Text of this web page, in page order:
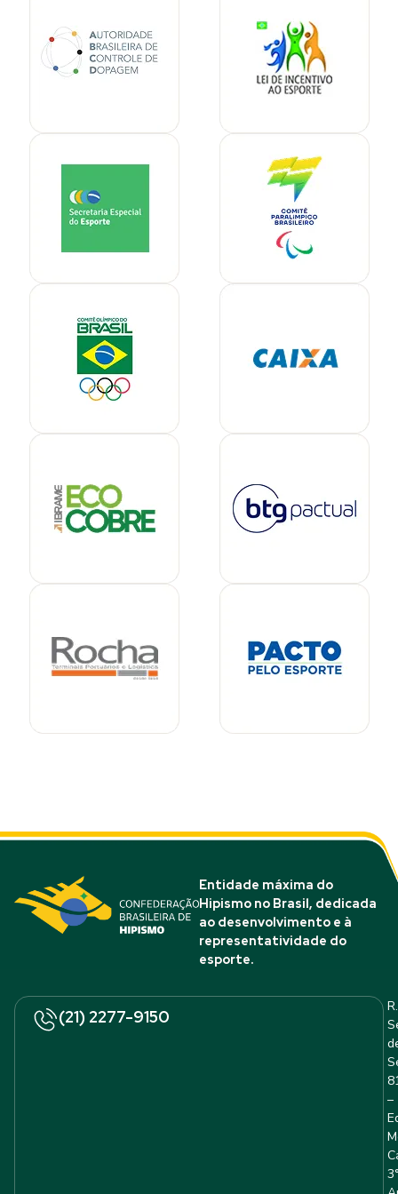
Entidade máxima do
Hipismo no Brasil, dedicada
ao desenvolvimento e à
representatividade do
esporte.
(21) 2277-9150
R.
–